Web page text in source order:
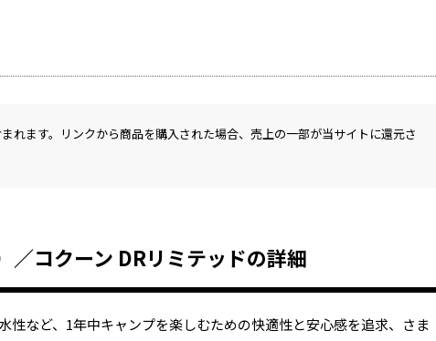
れます。リンクから商品を購入された場合、売上の一部が当サイトに還元さ
コクーン DRリミテッドの詳細
性など、1年中キャンプを楽しむための快適性と安心感を追求、さま